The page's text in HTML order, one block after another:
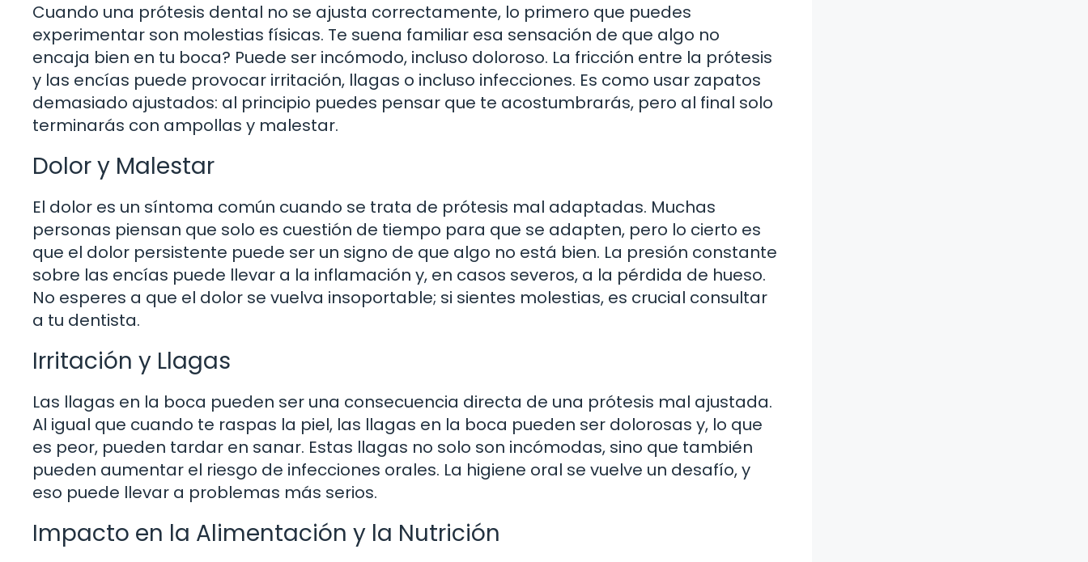
Cuando una prótesis dental no se ajusta correctamente, lo primero que puedes
experimentar son molestias físicas. Te suena familiar esa sensación de que algo no
encaja bien en tu boca? Puede ser incómodo, incluso doloroso. La fricción entre la prótesis
y las encías puede provocar irritación, llagas o incluso infecciones. Es como usar zapatos
demasiado ajustados: al principio puedes pensar que te acostumbrarás, pero al final solo
terminarás con ampollas y malestar.
Dolor y Malestar
El dolor es un síntoma común cuando se trata de prótesis mal adaptadas. Muchas
personas piensan que solo es cuestión de tiempo para que se adapten, pero lo cierto es
que el dolor persistente puede ser un signo de que algo no está bien. La presión constante
sobre las encías puede llevar a la inflamación y, en casos severos, a la pérdida de hueso.
No esperes a que el dolor se vuelva insoportable; si sientes molestias, es crucial consultar
a tu dentista.
Irritación y Llagas
Las llagas en la boca pueden ser una consecuencia directa de una prótesis mal ajustada.
Al igual que cuando te raspas la piel, las llagas en la boca pueden ser dolorosas y, lo que
es peor, pueden tardar en sanar. Estas llagas no solo son incómodas, sino que también
pueden aumentar el riesgo de infecciones orales. La higiene oral se vuelve un desafío, y
eso puede llevar a problemas más serios.
Impacto en la Alimentación y la Nutrición